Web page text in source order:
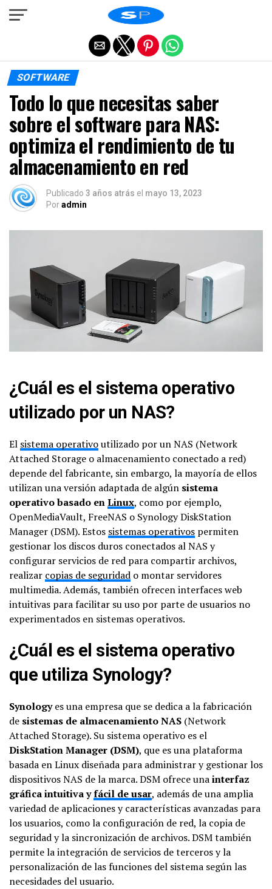
SOFTWARE
Todo lo que necesitas saber
sobre el software para NAS:
optimiza el rendimiento de tu
almacenamiento en red
Publicado 3 años atrás el mayo 13, 2023
Poradmin
¿Cuál es el sistema operativo
utilizado por un NAS?
El sistema operativoutilizado por un NAS (Network
Attached Storage o almacenamiento conectado a red)
depende del fabricante, sin embargo, la mayoría de ellos
utilizan una versión adaptada de algún sistema
operativo basado enLinux, como por ejemplo,
OpenMediaVault, FreeNAS o Synology DiskStation
Manager (DSM). Estos sistemas operativos permiten
gestionar los discos duros conectados al NAS y
configurar servicios de red para compartir archivos,
realizar copias de seguridad o montar servidores
multimedia. Además, también ofrecen interfaces web
intuitivas para facilitar su uso por parte de usuarios no
experimentados en sistemas operativos.
¿Cuál es el sistema operativo
que utiliza Synology?
Synologyes una empresa que se dedica a la fabricación
de sistemas de almacenamiento NAS (Network
Attached Storage). Su sistema operativo es el
DiskStation Manager (DSM), que es una plataforma
basada en Linux diseñada para administrar y gestionar los
dispositivos NAS de la marca. DSM ofrece unainterfaz
gráfica intuitiva yfácil de usar, además de una amplia
variedad de aplicaciones y características avanzadas para
los usuarios, como la configuración de red, la copia de
seguridad y la sincronización de archivos. DSM también
permite la integración de servicios de terceros y la
personalización de las funciones del sistema según las
necesidades del usuario.
Salir de la versión móvil